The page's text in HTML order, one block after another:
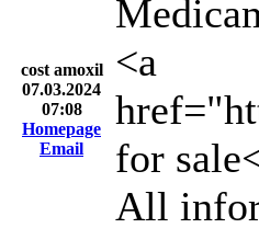
cost amoxil
07.03.2024
07:08
Homepage
Email
<a
for
All